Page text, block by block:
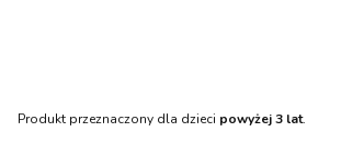
Produkt przeznaczony dla dzieci powyżej 3 lat.